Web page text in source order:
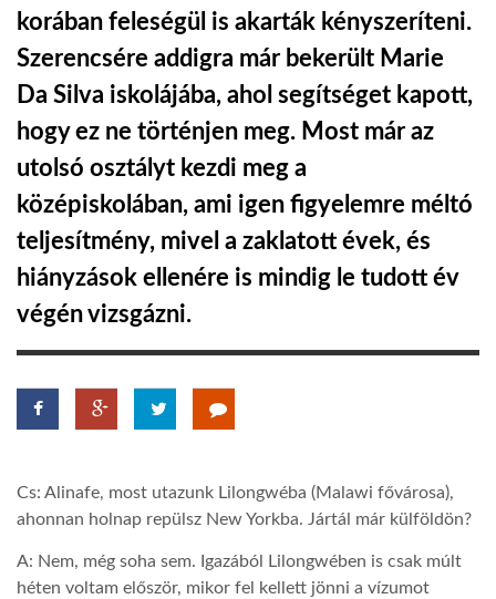
TROPICALMAGAZIN
GLOBOTV
AFRIKA TUDÁSTÁR
A NAP SZÉPE
LINKTR.EE
GLOBOZSARU
DOBRAVERO.HU
korában feleségül is akarták kényszeríteni.
Szerencsére addigra már bekerült Marie
Da Silva iskolájába, ahol segítséget kapott,
hogy ez ne történjen meg. Most már az
utolsó osztályt kezdi meg a
középiskolában, ami igen figyelemre méltó
teljesítmény, mivel a zaklatott évek, és
hiányzások ellenére is mindig le tudott év
végén vizsgázni.
Cs: Alinafe, most utazunk Lilongwéba (Malawi fővárosa),
ahonnan holnap repülsz New Yorkba. Jártál már külföldön?
A: Nem, még soha sem. Igazából Lilongwében is csak múlt
héten voltam először, mikor fel kellett jönni a vízumot